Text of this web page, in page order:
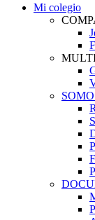
Mi colegio